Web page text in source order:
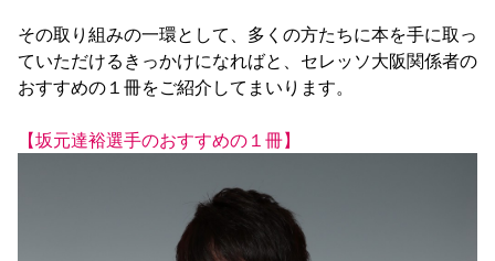
スタジアム
YANMAR HANASAKA STADIUM
パートナー企業募集中 セレッソ大阪VISAカード サポートスタッフ
セレッソアイデアちょうだいな 応援商店街
Lise（ライセンスビジネス）
サステナビリティポリシー SDGsのゴール
SAKURA SOCIO SAKURA POINT Program 招待券引換方法 先行入場
まいセレチケット
会員規定 婚姻届・出生届・命名書
ニュース
すべて チーム グッズ チケット イベント
ファンクラブ
レディース
アカデミー
その取り組みの一環として、多くの方たちに本を手に取っ
ていただけるきっかけになればと、セレッソ大阪関係者の
おすすめの１冊をご紹介してまいります。
【坂元達裕選手のおすすめの１冊】